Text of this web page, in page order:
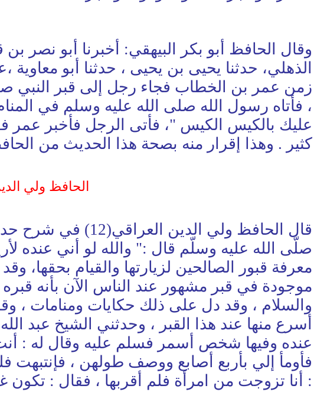
وقال الحافظ أبو بكر البيهقي: أخبرنا أبو نصر
الذهلي، حدثنا يحيى بن يحيى ، حدثنا أبو
زمن عمر بن الخطاب فجاء رجل إلى قبر النبي
، فأتاه رسول الله صلى الله عليه وسلم في
عليك بالكيس الكيس "، فأتى الرجل فأخبر عمر
كثير . وهذا إقرار منه بصحة هذا الحديث من
الحافظ ولي
قال الحافظ ولي
صلّى الله عليه وسلّم قال :" والله لو أني عنده
معرفة قبور الصالحين لزيارتها والقيام
موجودة في قبر مشهور عند الناس الآن بأنه قبره
والسلام ، وقد دل على ذلك حكايات ومنامات ،
أسرع منها عند هذا القبر ، وحدثني الشيخ عبد
عنده وفيها شخص أسمر فسلم عليه وقال له :
فأومأ إلي بأربع أصابع ووصف طولهن ، فإنتبهت
: أنا تزوجت من امرأة فلم أقربها ، فقال :